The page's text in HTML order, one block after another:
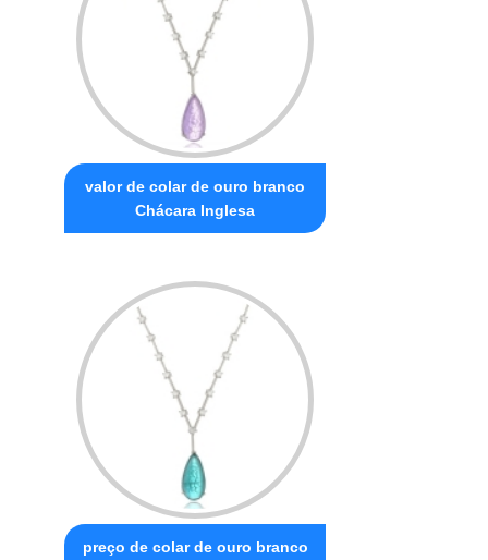
valor de colar de ouro branco
Chácara Inglesa
preço de colar de ouro branco